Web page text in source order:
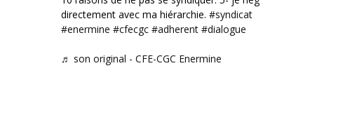
directement avec ma hiérarchie. #syndicat
#enermine #cfecgc #adherent #dialogue
♬ son original - CFE-CGC Enermine